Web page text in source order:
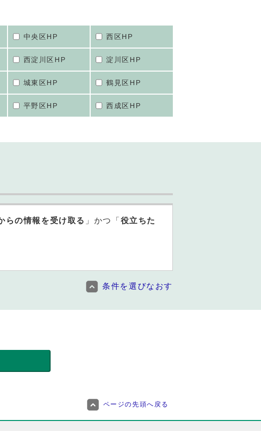
中央区HP 西区HP
西淀川区HP 淀川区HP
城東区HP 鶴見区HP
平野区HP 西成区HP
らの情報を受け取る 」かつ「 役立ちた
条件を選びなおす
ページの先頭へ戻る